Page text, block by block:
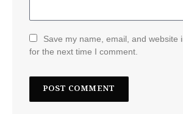
Save my name, email, and website
for the next time I comment.